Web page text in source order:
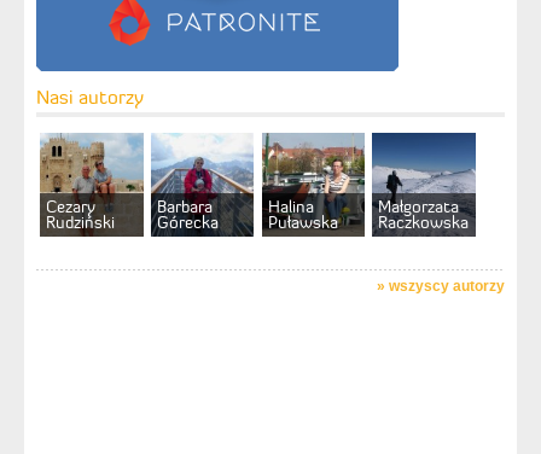
Nasi autorzy
Cezary
Rudziński
Barbara
Górecka
Halina
Puławska
Małgorzata
Raczkowska
» wszyscy autorzy